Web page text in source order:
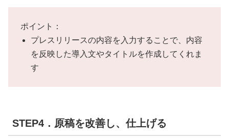
ポイント：
プレスリリースの内容を入力することで、内容
を反映した導入文やタイトルを作成してくれま
す
STEP4．原稿を改善し、仕上げる